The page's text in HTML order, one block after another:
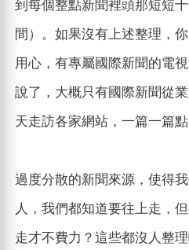
到每個整點新聞裡頭那短短
間）。如果沒有上述整理，
用心，有專屬國際新聞的電
說了，大概只有國際新聞從
天走訪各家網站，一篇一篇點
過度分散的新聞來源，使得
人，我們都知道要往上走，
走才不費力？這些都沒人整理